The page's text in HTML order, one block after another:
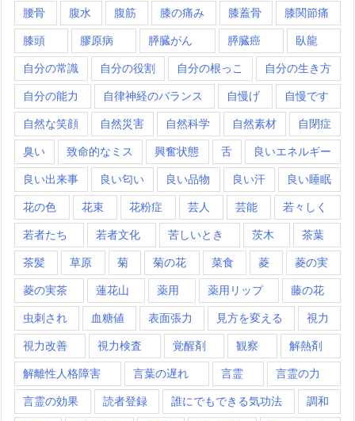
腰骨 腹水 腹筋 膝の痛み 膝蓋骨 膝関節痛
膝頭 膠原病 膵臓がん 膵臓癌 臥龍
自分の常識 自分の役割 自分の根っこ 自分の生き方
自分の能力 自律神経のバランス 自慢げ 自慢です
自然な笑顔 自然災害 自然科学 自然素材 自閉症
臭い 致命的なミス 興奮状態 舌 良いエネルギー
良い出来事 良い匂い 良い品物 良い汗 良い睡眠
花の色 花束 花粉症 芸人 芸能 若々しく
若者たち 若者文化 苦しいとき 茨木 茶葉
茶髪 草原 菊 菊の花 菜食 菱 菱の実
菱の実茶 蓮花山 薬用 薬用リップ 藤の花
虫刺され 血糖値 表面張力 見方を変える 視力
視力改善 視力検査 覚醒剤 観察 解熱剤
解離性人格障害 言葉の遅れ 言霊 言霊の力
言霊の効果 読者登録 誰にでもできる気功法 調和